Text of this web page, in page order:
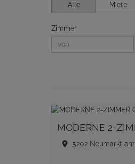
Alle
Miete
Zimmer
5202 Neumarkt